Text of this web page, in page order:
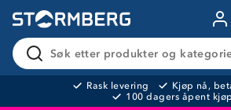
Søk etter produkter og
Rask levering
Kjøp nå,
100 dagers åpent kjøp